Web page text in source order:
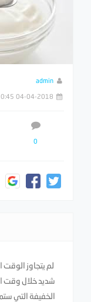
admin
04-04-2018 10:45 مساءً
0
لم يتجاوز الوقت
شديد خلال وقت
الخفيفة التي